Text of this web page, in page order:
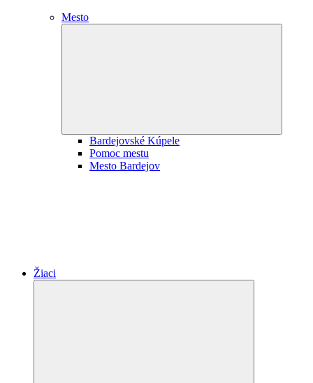
Mesto
Bardejovské Kúpele
Pomoc mestu
Mesto Bardejov
Žiaci